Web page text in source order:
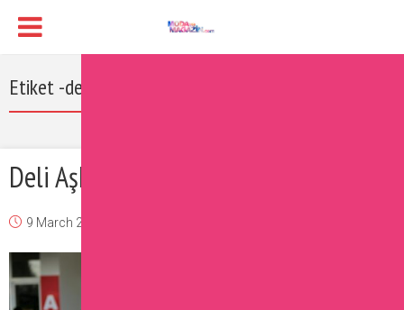
Etiket -deli aşk gala izle
Deli Aşk Filmi Oyuncuları
9 March 2017